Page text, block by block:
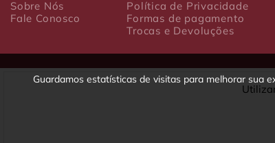
Sobre Nós
Fale Conosco
Política de Privacidade
Formas de pagamento
Trocas e Devoluções
Luxo Comércio de Presentes Ltda. Av. João Gualberto,
CNPJ: 22.245.892/0001-23 - Inscrição Estadual 90699488-
Guardamos estatísticas de visitas para melhorar sua